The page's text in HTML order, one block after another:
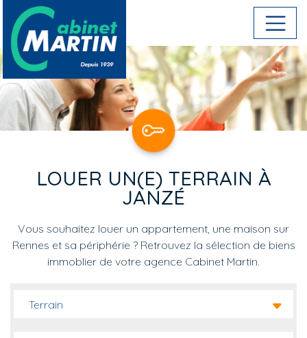
Aller au contenu principal
LOUER UN(E) TERRAIN À
JANZÉ
Vous souhaitez louer un appartement, une maison sur
Rennes et sa périphérie ? Retrouvez la sélection de biens
immoblier de votre agence Cabinet Martin.
Terrain